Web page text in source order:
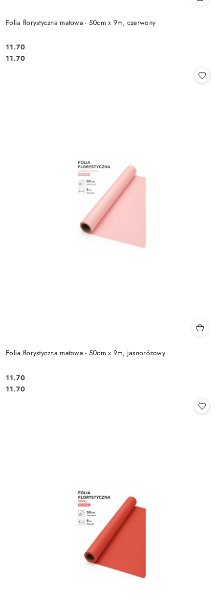
Folia florystyczna matowa - 50cm x 9m, czerwony
Cena:
11.70
Cena:
11.70
Folia florystyczna matowa - 50cm x 9m, jasnoróżowy
Cena:
11.70
Cena:
11.70